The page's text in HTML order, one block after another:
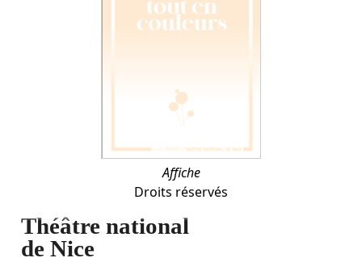
Affiche
Droits réservés
Théâtre national
de Nice